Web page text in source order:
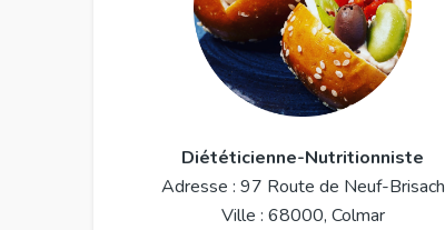
Diététicienne-Nutritionniste
Adresse : 97 Route de Neuf-Brisach
Ville : 68000, Colmar